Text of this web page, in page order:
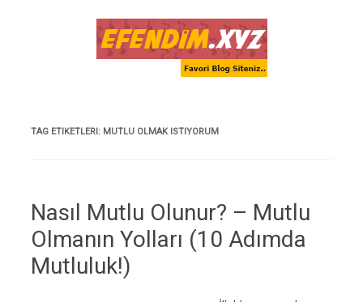
TAG ETIKETLERI: MUTLU OLMAK ISTIYORUM
Nasıl Mutlu Olunur? – Mutlu
Olmanın Yolları (10 Adımda
Mutluluk!)